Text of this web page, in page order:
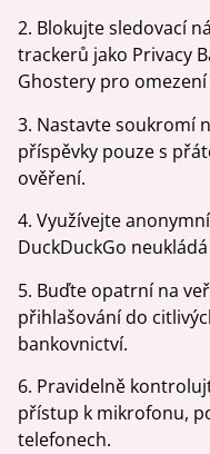
2. Blokujte sledovací
trackerů jako Privacy
Ghostery pro
3. Nastavte soukromí
příspěvky pouze s
ověření.
4. Využívejte
DuckDuckGo
5. Buďte opatrní na
přihlašování do
bankovnictví.
6. Pravidelně
přístup k mikrofonu,
telefonech.